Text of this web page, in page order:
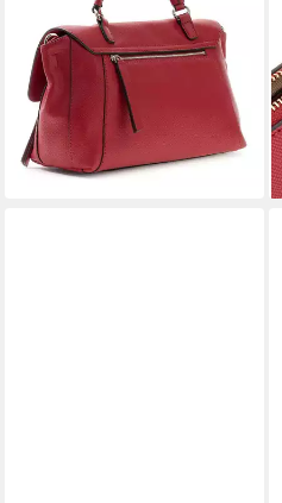
135,00 €
lieferbar - in 2-3 Werktagen bei dir